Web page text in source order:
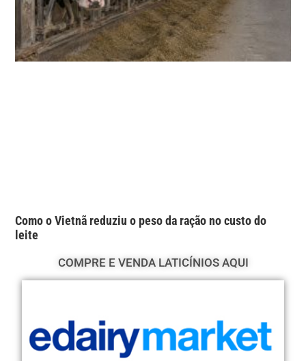
Como o Vietnã reduziu o peso da ração no custo do
leite
COMPRE E VENDA LATICÍNIOS AQUI